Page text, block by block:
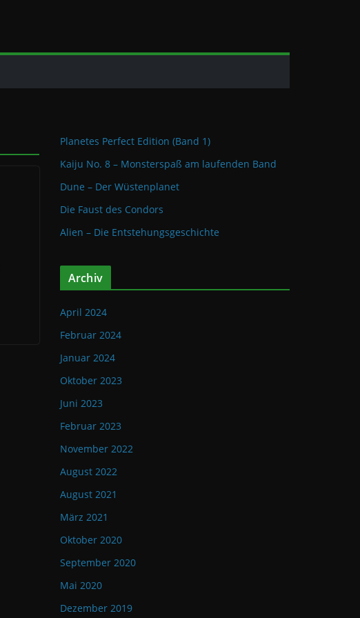
Planetes Perfect Edition (Band 1)
Kaiju No. 8 – Monsterspaß am laufenden Band
Dune – Der Wüstenplanet
Die Faust des Condors
Alien – Die Entstehungsgeschichte
Archiv
April 2024
Februar 2024
Januar 2024
Oktober 2023
Juni 2023
Februar 2023
November 2022
August 2022
August 2021
März 2021
Oktober 2020
September 2020
Mai 2020
Dezember 2019